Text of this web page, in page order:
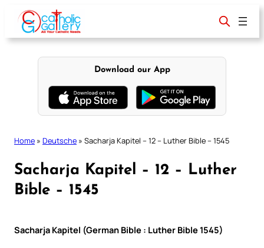
content
Download our App
Home » Deutsche » Sacharja Kapitel – 12 – Luther Bible – 1545
Sacharja Kapitel – 12 – Luther
Bible – 1545
Sacharja Kapitel (German Bible : Luther Bible 1545)